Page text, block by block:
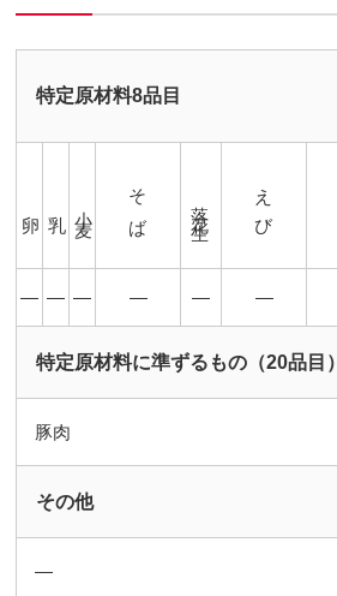
特定原材料8品目
そば 落花生 えび
― ― ― ― ― ―
特定原材料に準ずるもの（20品目）
豚肉
その他
―